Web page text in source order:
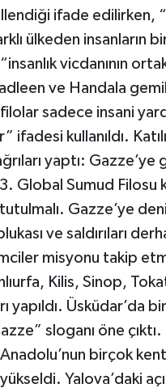
ifade
ülkeden insanların
vicdanının
ve Handala
filolar sadece insani
ifadesi kullanıldı.
yaptı:
Global Sumud Filosu
Gazze’ye
ve saldırıları
misyonu takip
Kilis, Sinop,
yapıldı. Üsküdar’da
sloganı öne
birçok
Yalova’daki